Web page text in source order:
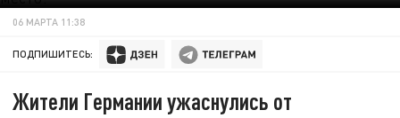
06 МАРТА 11:38
ПОДПИШИТЕСЬ:
Жители Германии ужаснулись от